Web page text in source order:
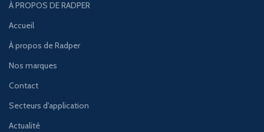
À PROPOS DE RADPER
Accueil
À propos de Radper
Nos marques
Contact
Secteurs d'application
Actualité